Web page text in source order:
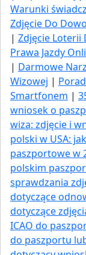
Warunki
Zdjęcie Do
| Zdjęcie Loterii
Prawa Jazdy
| Darmowe
Wizowej |
Smartfonem |
wniosek o
wiza: zdjęcie i
polski w USA:
paszportowe w
polskim
sprawdzania
dotyczące
dotyczące
ICAO do
do paszportu